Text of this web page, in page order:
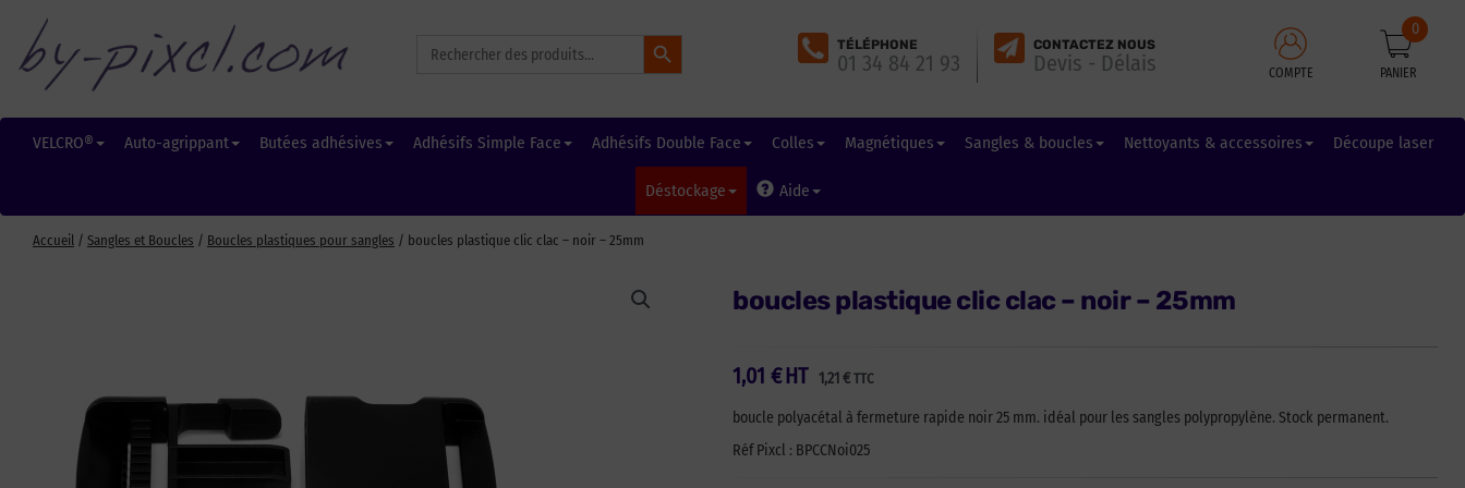
for:
Search Button
TÉLÉPHONE
01 34 84 21 93
CONTACTEZ NOUS
Devis - Délais COMPTE PANIER
0
VELCRO® Auto-agrippant Butées adhésives Adhésifs Simple Face Adhésifs Double Face Colles Magnétiques Sangles & boucles Nettoyants & accessoires Découpe laser
Déstockage Aide
Accueil / Sangles et Boucles / Boucles plastiques pour sangles / boucles plastique clic clac – noir – 25mm
boucles plastique clic clac – noir – 25mm
1,01 € 1,21 € TTC
HT
boucle polyacétal à fermeture rapide noir 25 mm. idéal pour les sangles polypropylène. Stock permanent.
Réf Pixcl : BPCCNoi025